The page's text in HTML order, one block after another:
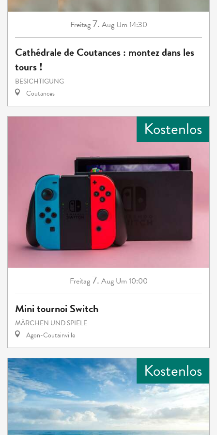
Freitag7. Aug Um 14:30
Cathédrale de Coutances : montez dans les
tours !
BESICHTIGUNG
Coutances
Kostenlos
Freitag7. Aug Um 10:00
Mini tournoi Switch
MÄRCHEN UND SPIELE
Agon-Coutainville
Kostenlos